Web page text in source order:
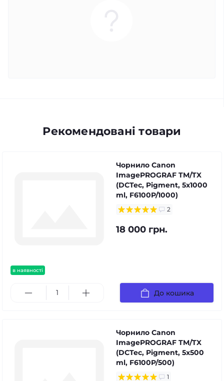
Рекомендовані товари
в наявності
Чорнило Canon
ImagePROGRAF TM/TX
(DCTec, Pigment, 5x1000
ml, F6100P/1000)
2
18 000 грн.
До кошика
Чорнило Canon
ImagePROGRAF TM/TX
(DCTec, Pigment, 5x500
ml, F6100P/500)
1